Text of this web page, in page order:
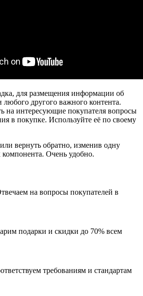
для размещения информации об
любого другого важного контента.
на интересующие покупателя вопросы
в покупке. Используйте её по своему
вернуть обратно, изменив одну
компонента. Очень удобно.
на вопросы покупателей в
подарки и скидки до 70% всем
требованиям и стандартам